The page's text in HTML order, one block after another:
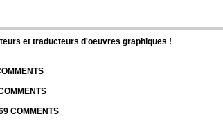
et traducteurs d'oeuvres graphiques !
COMMENTS